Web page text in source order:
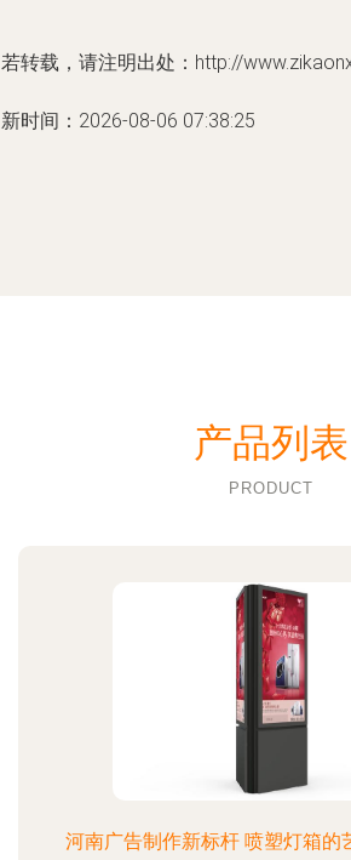
转载，请注明出处：http://
时间：2026-08-06 07:38:25
产品列表
PRODUCT
河南广告制作新标杆 喷塑灯箱的